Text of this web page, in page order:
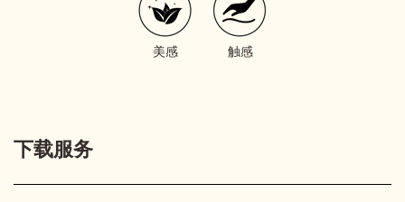
美感 触感
下载服务